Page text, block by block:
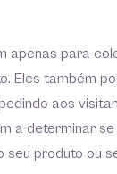
apenas para
Eles também
aos
a determinar
seu produto ou